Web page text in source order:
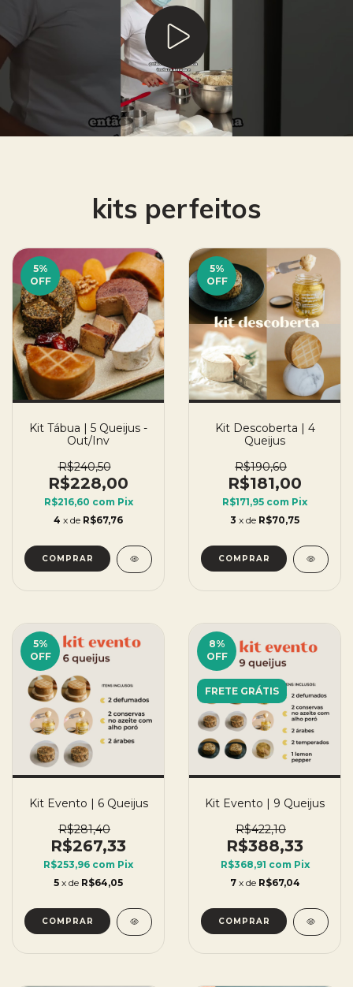
kits perfeitos
5%
OFF
Kit Tábua | 5 Queijus -
Out/Inv
R$240,50
R$228,00
R$216,60 com Pix
4 x de R$67,76
5%
OFF
Kit Descoberta | 4
Queijus
R$190,60
R$181,00
R$171,95 com Pix
3 x de R$70,75
5%
OFF
Kit Evento | 6 Queijus
R$281,40
R$267,33
R$253,96 com Pix
5 x de R$64,05
8%
OFF
FRETE GRÁTIS
Kit Evento | 9 Queijus
R$422,10
R$388,33
R$368,91 com Pix
7 x de R$67,04